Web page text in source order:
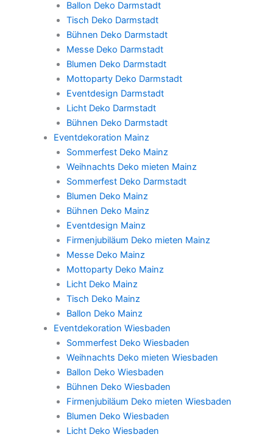
Ballon Deko Darmstadt
Tisch Deko Darmstadt
Bühnen Deko Darmstadt
Messe Deko Darmstadt
Blumen Deko Darmstadt
Mottoparty Deko Darmstadt
Eventdesign Darmstadt
Licht Deko Darmstadt
Bühnen Deko Darmstadt
Eventdekoration Mainz
Sommerfest Deko Mainz
Weihnachts Deko mieten Mainz
Sommerfest Deko Darmstadt
Blumen Deko Mainz
Bühnen Deko Mainz
Eventdesign Mainz
Firmenjubiläum Deko mieten Mainz
Messe Deko Mainz
Mottoparty Deko Mainz
Licht Deko Mainz
Tisch Deko Mainz
Ballon Deko Mainz
Eventdekoration Wiesbaden
Sommerfest Deko Wiesbaden
Weihnachts Deko mieten Wiesbaden
Ballon Deko Wiesbaden
Bühnen Deko Wiesbaden
Firmenjubiläum Deko mieten Wiesbaden
Blumen Deko Wiesbaden
Licht Deko Wiesbaden